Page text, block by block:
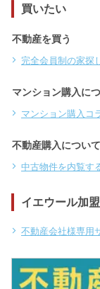
買いたい
不動産を買う
完全会員制の家探
マンション購入に
マンション購入コ
不動産購入につい
中古物件を内覧す
イエウール加
不動産会社様専用